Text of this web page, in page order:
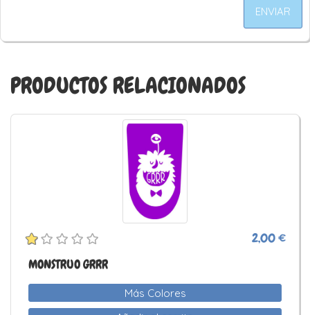
ENVIAR
PRODUCTOS RELACIONADOS
2,00 €
MONSTRUO GRRR
Más Colores